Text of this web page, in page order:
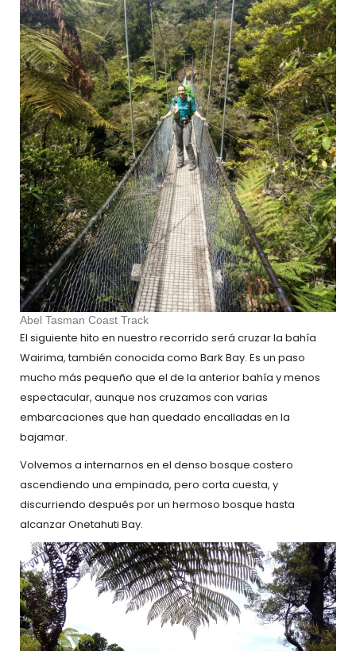
Abel Tasman Coast Track
El siguiente hito en nuestro recorrido será cruzar la bahía
Wairima, también conocida como Bark Bay. Es un paso
mucho más pequeño que el de la anterior bahía y menos
espectacular, aunque nos cruzamos con varias
embarcaciones que han quedado encalladas en la
bajamar.
Volvemos a internarnos en el denso bosque costero
ascendiendo una empinada, pero corta cuesta, y
discurriendo después por un hermoso bosque hasta
alcanzar Onetahuti Bay.